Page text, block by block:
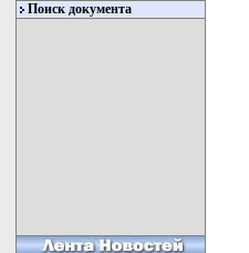
Поиск документа